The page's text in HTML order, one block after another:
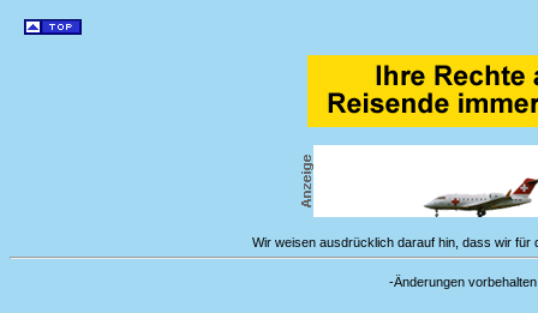
Wir weisen ausdrücklich darauf hin, dass wir
-Änderungen